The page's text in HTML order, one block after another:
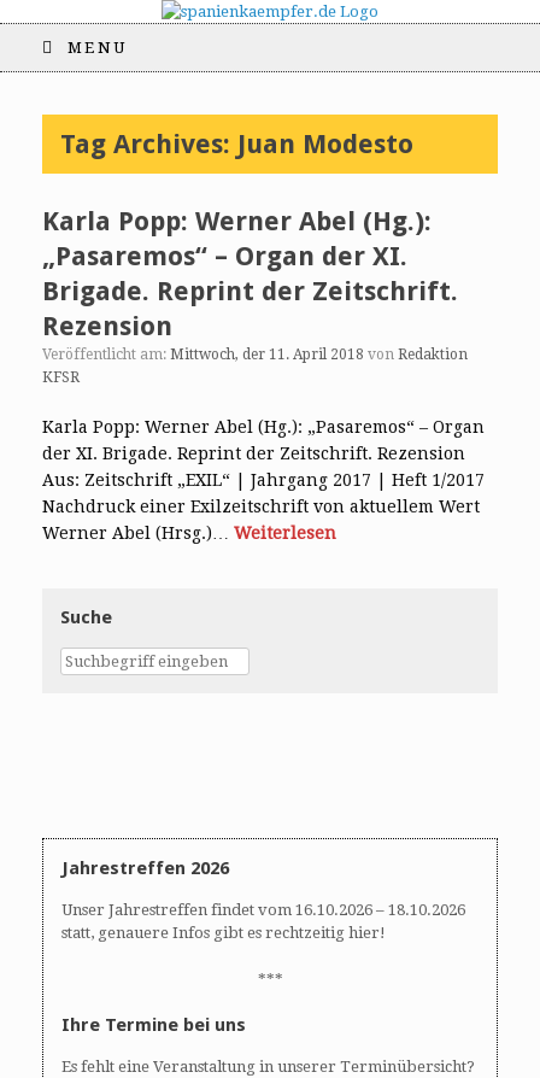
MENU
Tag Archives: Juan Modesto
Karla Popp: Werner Abel (Hg.):
„Pasaremos“ – Organ der XI.
Brigade. Reprint der Zeitschrift.
Rezension
Veröffentlicht am: Mittwoch, der 11. April 2018 von Redaktion
KFSR
Karla Popp: Werner Abel (Hg.): „Pasaremos“ – Organ
der XI. Brigade. Reprint der Zeitschrift. Rezension
Aus: Zeitschrift „EXIL“ | Jahrgang 2017 | Heft 1/2017
Nachdruck einer Exilzeitschrift von aktuellem Wert
Werner Abel (Hrsg.)… Weiterlesen
Suche
Jahrestreffen 2026
Unser Jahrestreffen findet vom 16.10.2026 – 18.10.2026
statt, genauere Infos gibt es rechtzeitig hier!
***
Ihre Termine bei uns
Es fehlt eine Veranstaltung in unserer Terminübersicht?